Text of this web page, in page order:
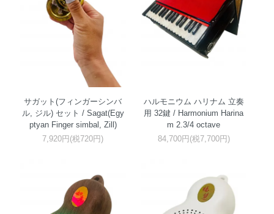
サガット(フィンガーシンバ
ル, ジル) セット / Sagat(Egy
ptyan Finger simbal, Zill)
7,920円(税720円)
ハルモニウム ハリナム 立奏
用 32鍵 / Harmonium Harina
m 2.3/4 octave
84,700円(税7,700円)